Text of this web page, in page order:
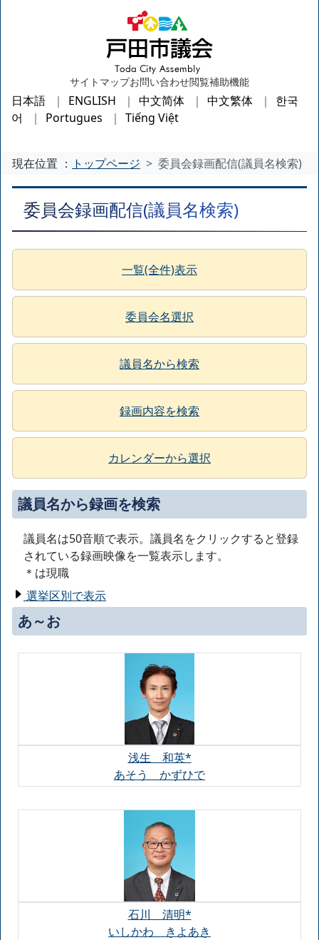
サイトマップお問い合わせ閲覧補助機能
日本語 ENGLISH 中文简体 中文繁体
한국
어
Portugues Tiếng Việt
現在位置 ： トップページ 委員会録画配信(議員名検索)
委員会録画配信(議員名検索)
一覧(全件)表示
委員会名選択
議員名から検索
録画内容を検索
カレンダーから選択
議員名から録画を検索
議員名は50音順で表示。議員名をクリックすると登録
されている録画映像を一覧表示します。
＊は現職
選挙区別で表示
あ～お
浅生 和英*
あそう かずひで
石川 清明*
いしかわ きよあき